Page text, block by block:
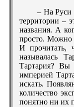
– На Руси
территории –
названия. А
просто. Можно
И прочитать,
называлась
Тартария? Вы
империей
искать.
количество
понятно ни их